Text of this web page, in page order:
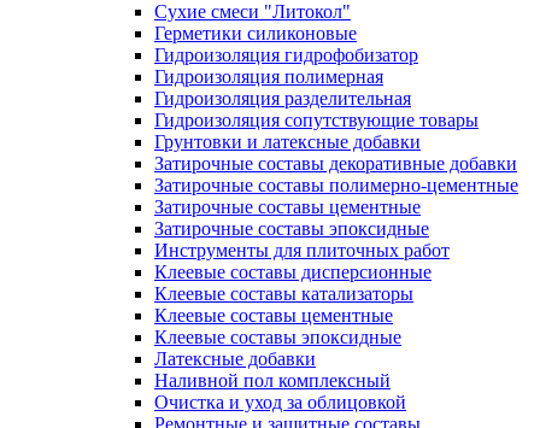
Сухие смеси "Литокол"
Герметики силиконовые
Гидроизоляция гидрофобизатор
Гидроизоляция полимерная
Гидроизоляция разделительная
Гидроизоляция сопутствующие товары
Грунтовки и латексные добавки
Затирочные составы декоративные добавки
Затирочные составы полимерно-цементные
Затирочные составы цементные
Затирочные составы эпоксидные
Инструменты для плиточных работ
Клеевые составы дисперсионные
Клеевые составы катализаторы
Клеевые составы цементные
Клеевые составы эпоксидные
Латексные добавки
Наливной пол комплексный
Очистка и уход за облицовкой
Ремонтные и защитные составы